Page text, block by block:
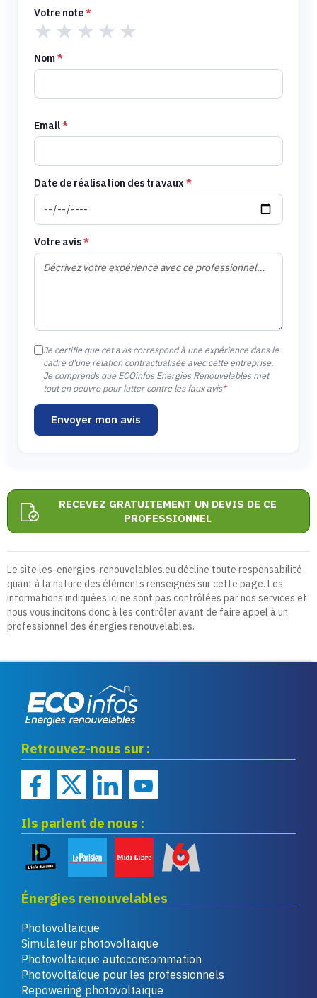
Votre note*
★ ★ ★ ★ ★
Nom*
Email*
Date de réalisation des travaux *
Votre avis*
Je certifie que cet avis correspond à une expérience dans le
cadre d'une relation contractualisée avec cette entreprise.
Je comprends que ECOinfos Energies Renouvelables met
tout en oeuvre pour lutter contre les faux avis*
Envoyer mon avis
RECEVEZ GRATUITEMENT UN DEVIS DE CE
PROFESSIONNEL
Le site les-energies-renouvelables.eu décline toute responsabilité
quant à la nature des éléments renseignés sur cette page. Les
informations indiquées ici ne sont pas contrôlées par nos services et
nous vous incitons donc à les contrôler avant de faire appel à un
professionnel des énergies renouvelables.
renouvelables
Retrouvez-nous sur :
Ils parlent de nous :
Énergies renouvelables
Photovoltaïque
Simulateur photovoltaïque
Photovoltaïque autoconsommation
Photovoltaïque pour les professionnels
Repowering photovoltaïque